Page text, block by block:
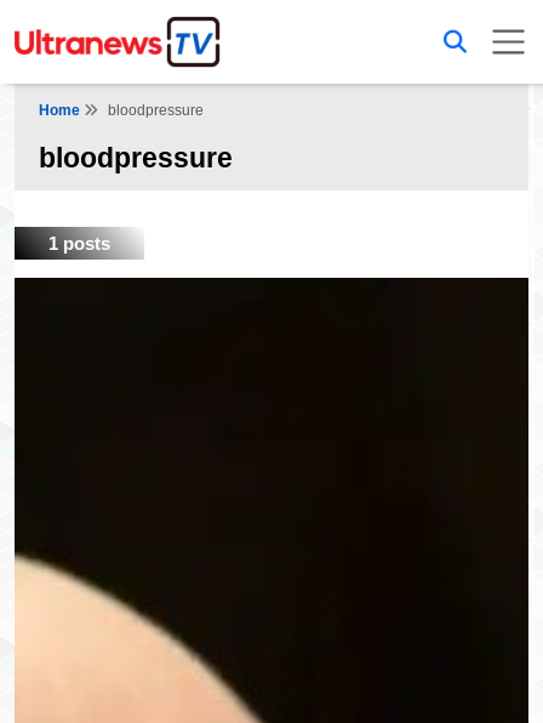
Home bloodpressure
bloodpressure
1 posts